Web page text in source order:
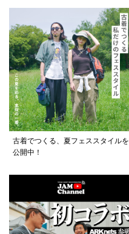
古着でつくる、夏フェススタイルを
公開中！